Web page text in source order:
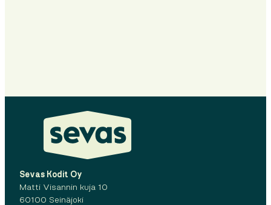
Sevas Kodit Oy
Matti Visannin kuja 10
60100 Seinäjoki